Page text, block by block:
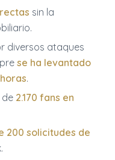
sin la
diversos ataques
se ha levantado
.
2.170 fans en
200 solicitudes de